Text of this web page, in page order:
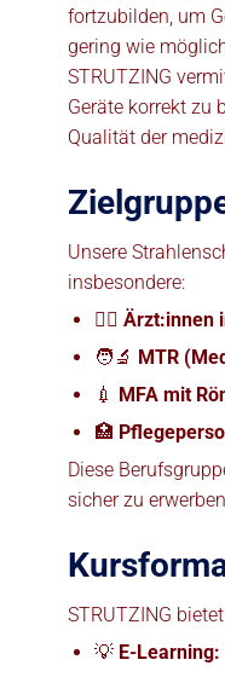
fortzubilden, um
gering wie
STRUTZING
Geräte korrekt zu
Qualität der
Unsere
insbesondere:
👩‍⚕️ Ärzt:innen
🧑‍🔬 MTR
💉
MFA mit
🏥
Diese
sicher zu
STRUTZING
💡 E-Learning: